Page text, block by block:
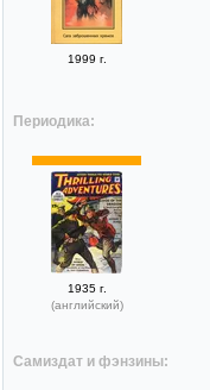
1999 г.
Периодика:
1935 г.
(английский)
Самиздат и фэнзины: